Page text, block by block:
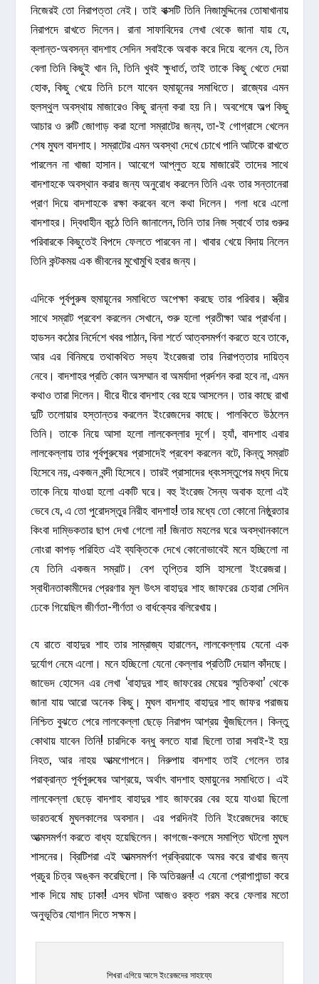
নিজেরই তো নিরাপত্তা নেই। তাই বাক্সটি তিনি নিজামুদ্দিনের তোষাখানায়
নিরাপদে রাখতে দিলেন। রানা সাফাবিদের লেখা থেকে জানা যায় যে,
ক্লান্ত-অবসন্ন বাদশাহ সেদিন সবাইকে অবাক করে দিয়ে বলেন যে, তিন
বেলা তিনি কিছুই খান নি, তিনি খুবই ক্ষুধার্ত, তাই তাকে কিছু খেতে দেয়া
হোক, কিছু খেয়ে তিনি চলে যাবেন হুমায়ূনের সমাধিতে। রাজ্যের এমন
হুলস্থুল অবস্থায় মাজারেও কিছু রান্না করা হয় নি। অবশেষে অল্প কিছু
আচার ও রুটি জোগাড় করা হলো সম্রাটের জন্য, তা-ই গোগ্রাসে খেলেন
শেষ মুঘল বাদশাহ। সম্রাটের এমন অবস্থা দেখে চোখে পানি আটকে রাখতে
পারলেন না খাজা হাসান। আবেগে আপ্লুত হয়ে মাজারেই তাদের সাথে
বাদশাহকে অবস্থান করার জন্য অনুরোধ করলেন তিনি এবং তার সন্তানেরা
প্রাণ দিয়ে বাদশাহকে রক্ষা করবেন বলে কথা দিলেন। গলা ধরে এলো
বাদশাহর। দ্বিধাহীন কন্ঠে তিনি জানালেন, তিনি তার নিজ স্বার্থে তার গুরুর
পরিবারকে কিছুতেই বিপদে ফেলতে পারবেন না। খাবার খেয়ে বিদায় নিলেন
তিনি কন্টকময় এক জীবনের মুখোমুখি হবার জন্য।
এদিকে পূর্বপুরুষ হুমায়ূনের সমাধিতে অপেক্ষা করছে তার পরিবার। স্ত্রীর
সাথে সম্রাট প্রবেশ করলেন সেখানে, শুরু হলো প্রতীক্ষা আর প্রার্থনা।
হাডসন কঠোর নির্দেশে খবর পাঠান, বিনা শর্তে আত্বসমর্পণ করতে হবে তাকে,
আর এর বিনিময়ে তথাকথিত সভ্য ইংরেজরা তার নিরাপত্তার দায়িত্ব
নেবে। বাদশাহর প্রতি কোন অসম্মান বা অমর্যাদা প্রর্দশন করা হবে না, এমন
কথাও তারা দিলেন। ধীরে ধীরে বাদশাহ বের হয়ে আসলেন। তার কাছে রাখা
দুটি তলোয়ার হস্তান্তর করলেন ইংরেজদের কাছে। পালকিতে উঠলেন
তিনি। তাকে নিয়ে আসা হলো লালকেল্লার দূর্গে। হ্যাঁ, বাদশাহ এবার
লালকেল্লায় তার পূর্বপুরুষের প্রাসাদেই প্রবেশ করলেন বটে, কিন্তু সম্রাট
হিসেবে নয়, একজন বন্দী হিসেবে। তারই প্রাসাদের ধ্বংসস্তুপের মধ্য দিয়ে
তাকে নিয়ে যাওয়া হলো একটি ঘরে। বহু ইংরেজ সৈন্য অবাক হলো এই
ভেবে যে, এ তো পুরোদস্তুর নিরীহ বাদশাহ! তার মধ্যে তো কোনো নিষ্ঠুরতার
কিংবা দাম্ভিকতার ছাপ দেখা গেলো না! জিনাত মহলের ঘরে অবস্থানকালে
নোংরা কাপড় পরিহিত এই ব্যক্তিকে দেখে কোনোভাবেই মনে হচ্ছিলো না
যে তিনি একজন সম্রাট। বেশ তৃপ্তির হাসি হাসলো ইংরেজরা।
স্বাধীনতাকামীদের প্রেরণার মূল উৎস বাহাদুর শাহ জাফরের চেহারা সেদিন
ঢেকে গিয়েছিল জীর্ণতা-শীর্ণতা ও বার্ধক্যের বলিরেখায়।
যে রাতে বাহাদুর শাহ তার সাম্রাজ্য হারালেন, লালকেল্লায় যেনো এক
দুর্যোগ নেমে এলো। মনে হচ্ছিলো যেনো কেল্লার প্রতিটি দেয়াল কাঁদছে।
জাভেদ হোসেন এর লেখা ‘বাহাদুর শাহ জাফরের মেয়ের স্মৃতিকথা’ থেকে
জানা যায় আরো অনেক কিছু। মুঘল বাদশাহ বাহাদুর শাহ জাফর পরাজয়
নিশ্চিত বুঝতে পেরে লালকেল্লা ছেড়ে নিরাপদ আশ্রয় খুঁজছিলেন। কিন্তু
কোথায় যাবেন তিনি! চারদিকে বন্ধু বলতে যারা ছিলো তারা সবাই-ই হয়
নিহত, আর নাহয় আত্মগোপনে। নিরুপায় বাদশাহ তাই গেলেন তার
পরাক্রান্ত পূর্বপুরুষের আশ্রয়ে, অর্থাৎ বাদশাহ হুমায়ুনের সমাধিতে। এই
লালকেল্লা ছেড়ে বাদশাহ বাহাদুর শাহ জাফরের বের হয়ে যাওয়া ছিলো
ভারতবর্ষে মুঘলকালের অবসান। এর পরদিনই তিনি ইংরেজদের কাছে
আত্মসমর্পণ করতে বাধ্য হয়েছিলেন। কাগজে-কলমে সমাপ্তি ঘটলো মুঘল
শাসনের। ব্রিটিশরা এই আত্মসমর্পণ প্রক্রিয়াকে অমর করে রাখার জন্য
প্রচুর চিত্র অঙ্কন করেছিলো। কি অতিরঞ্জন! এ যেনো প্রোপাগান্ডা করে
শাক দিয়ে মাছ ঢাকা! এসব ঘটনা আজও রক্ত গরম করে ফেলার মতো
অনুভূতির যোগান দিতে সক্ষম।
শিখরা এগিয়ে আসে ইংরেজদের সাহায্যে